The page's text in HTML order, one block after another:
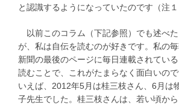
と認識するようになっていたのです（注１
以前このコラム（下記参照）でも述べ
が、私は自伝を読むのが好きです。私の
新聞の最後のページに毎日連載されてい
読むことで、これがたまらなく面白いの
いえば、2012年5月は桂三枝さん、6月は
子先生でした。桂三枝さんは、若い頃か